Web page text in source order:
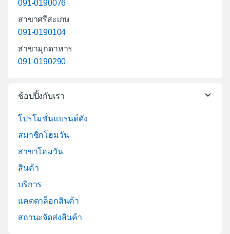
091-0190076
สาขาศรีสะเกษ
091-0190104
สาขามุกดาหาร
091-0190290
ช้อปปิ้งกับเรา
โปรโมชั่นแบรนด์ดัง
สมาชิกโฮมวัน
สาขาโฮมวัน
สินค้า
บริการ
แคตตาล็อกสินค้า
สถานะจัดส่งสินค้า